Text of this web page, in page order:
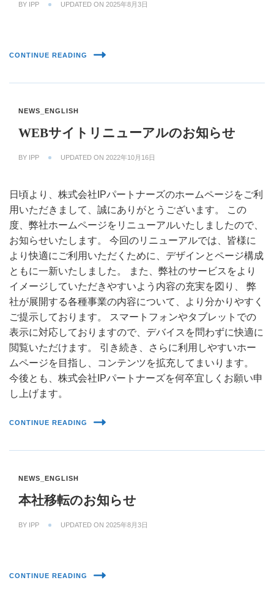
BY IPP UPDATED ON 2025年8月3日
CONTINUE READING
NEWS_ENGLISH
WEBサイトリニューアルのお知らせ
BY IPP UPDATED ON 2022年10月16日
日頃より、株式会社IPパートナーズのホームページをご利
用いただきまして、誠にありがとうございます。 この
度、弊社ホームページをリニューアルいたしましたので、
お知らせいたします。 今回のリニューアルでは、皆様に
より快適にご利用いただくために、デザインとページ構成
ともに一新いたしました。 また、弊社のサービスをより
イメージしていただきやすいよう内容の充実を図り、 弊
社が展開する各種事業の内容について、より分かりやすく
ご提示しております。 スマートフォンやタブレットでの
表示に対応しておりますので、デバイスを問わずに快適に
閲覧いただけます。 引き続き、さらに利用しやすいホー
ムページを目指し、コンテンツを拡充してまいります。
今後とも、株式会社IPパートナーズを何卒宜しくお願い申
し上げます。
CONTINUE READING
NEWS_ENGLISH
本社移転のお知らせ
BY IPP UPDATED ON 2025年8月3日
CONTINUE READING